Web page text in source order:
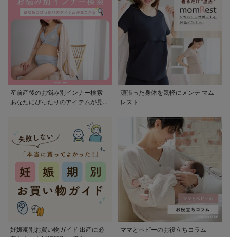
産前産後のお悩み別インナー検索
あなたにぴったりのアイテムが見つ
頑張った身体を気軽にメンテ マム
レスト
妊娠期別お買い物ガイド 出産に必
ママとベビーのお役立ちコラム